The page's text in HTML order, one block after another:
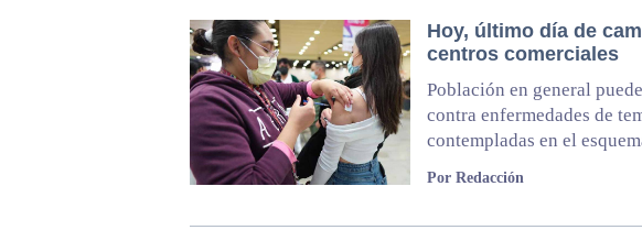
Hoy, último día de
centros comerciales
Población en general
contra enfermedades de
contempladas en el
Por Redacción